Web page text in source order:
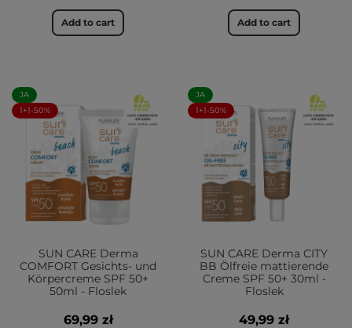
Add to cart Add to cart
JA
1+1-50%
SUN CARE Derma
COMFORT Gesichts- und
Körpercreme SPF 50+
50ml - Floslek
69,99 zł
JA
1+1-50%
SUN CARE Derma CITY
BB Ölfreie mattierende
Creme SPF 50+ 30ml -
Floslek
49,99 zł